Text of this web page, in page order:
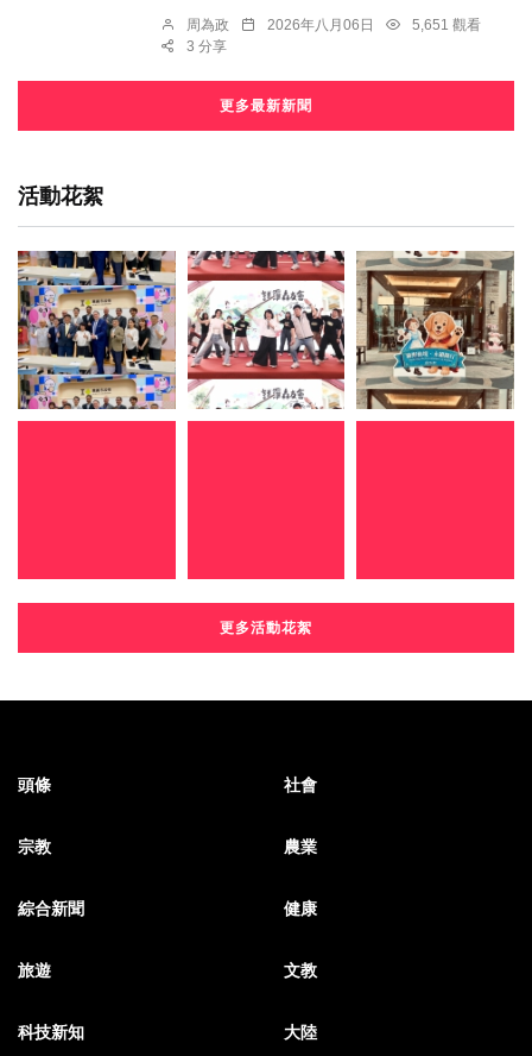
周為政 2026年八月06日
5,651 觀看
3 分享
更多最新新聞
活動花絮
更多活動花絮
頭條 社會
宗教 農業
綜合新聞 健康
旅遊 文教
科技新知 大陸